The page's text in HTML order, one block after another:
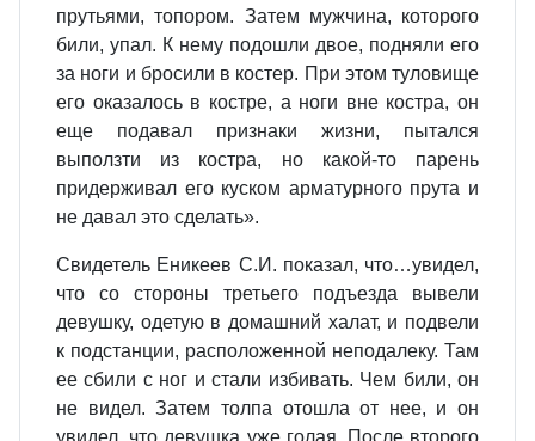
прутьями, топором. Затем мужчина, которого
били, упал. К нему подошли двое, подняли его
за ноги и бросили в костер. При этом туловище
его оказалось в костре, а ноги вне костра, он
еще подавал признаки жизни, пытался
выползти из костра, но какой-то парень
придерживал его куском арматурного прута и
не давал это сделать».
Свидетель Еникеев С.И. показал, что…увидел,
что со стороны третьего подъезда вывели
девушку, одетую в домашний халат, и подвели
к подстанции, расположенной неподалеку. Там
ее сбили с ног и стали избивать. Чем били, он
не видел. Затем толпа отошла от нее, и он
увидел, что девушка уже голая. После второго